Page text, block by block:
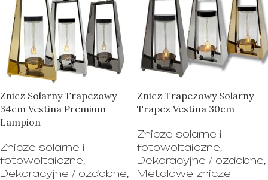
Znicz Solarny Trapezowy
34cm Vestina Premium
Lampion
Znicze solarne i
fotowoltaiczne,
Dekoracyjne / ozdobne,
Znicz Trapezowy Solarny
Trapez Vestina 30cm
Znicze solarne i
fotowoltaiczne,
Dekoracyjne / ozdobne,
Metalowe znicze